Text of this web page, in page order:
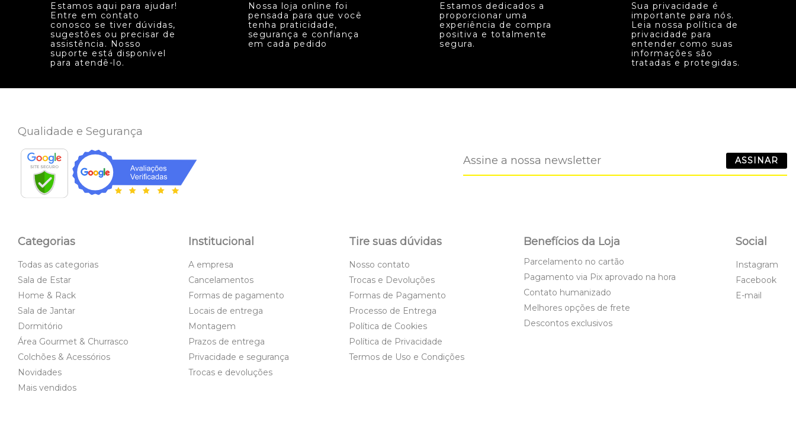
Estamos aqui para ajudar!
Entre em contato
conosco se tiver dúvidas,
sugestões ou precisar de
assistência. Nosso
suporte está disponível
para atendê-lo.
Nossa loja online foi
pensada para que você
tenha praticidade,
segurança e confiança
em cada pedido
Estamos dedicados a
proporcionar uma
experiência de compra
positiva e totalmente
segura.
Sua privacidade é
importante para nós.
Leia nossa política de
privacidade para
entender como suas
informações são
tratadas e protegidas.
Qualidade e Segurança
ASSINAR
Categorias
Todas as categorias
Sala de Estar
Home & Rack
Sala de Jantar
Dormitório
Área Gourmet & Churrasco
Colchões & Acessórios
Novidades
Mais vendidos
Institucional
A empresa
Cancelamentos
Formas de pagamento
Locais de entrega
Montagem
Prazos de entrega
Privacidade e segurança
Trocas e devoluções
Tire suas dúvidas
Nosso contato
Trocas e Devoluções
Formas de Pagamento
Processo de Entrega
Política de Cookies
Política de Privacidade
Termos de Uso e Condições
Benefícios da Loja
Parcelamento no cartão
Pagamento via Pix aprovado na hora
Contato humanizado
Melhores opções de frete
Descontos exclusivos
Social
Instagram
Facebook
E-mail